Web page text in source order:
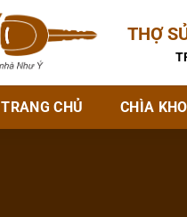
THỢ
TRANG CHỦ CHÌA